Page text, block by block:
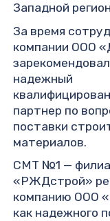
Западной
За время
компании ООО
надежный
партнер по
поставки
материалов.
СМТ №1 —
«РЖДстрой»
компанию ООО
как надежного